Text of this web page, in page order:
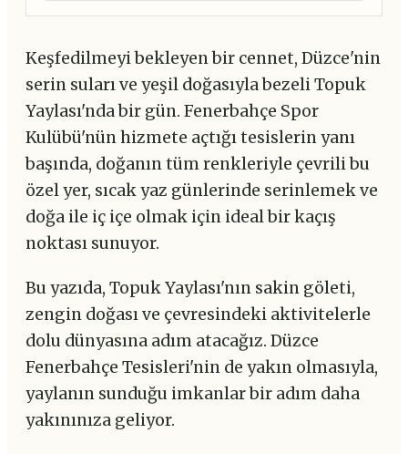
Keşfedilmeyi bekleyen bir cennet, Düzce'nin
serin suları ve yeşil doğasıyla bezeli Topuk
Yaylası'nda bir gün. Fenerbahçe Spor
Kulübü'nün hizmete açtığı tesislerin yanı
başında, doğanın tüm renkleriyle çevrili bu
özel yer, sıcak yaz günlerinde serinlemek ve
doğa ile iç içe olmak için ideal bir kaçış
noktası sunuyor.
Bu yazıda, Topuk Yaylası'nın sakin göleti,
zengin doğası ve çevresindeki aktivitelerle
dolu dünyasına adım atacağız. Düzce
Fenerbahçe Tesisleri'nin de yakın olmasıyla,
yaylanın sunduğu imkanlar bir adım daha
yakınınıza geliyor.